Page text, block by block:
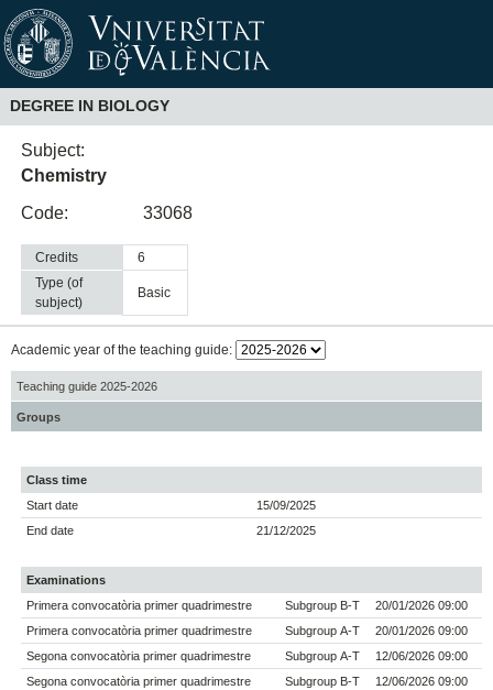
DEGREE IN BIOLOGY
Subject:
Chemistry
Code:
33068
Credits
6
Type (of
subject)
basic
Academic year of the teaching guide:
Teaching guide 2025-2026
Groups
Class time
Start date
15/09/2025
End date
21/12/2025
Examinations
Primera convocatòria primer quadrimestre
Subgroup B-T
20/01/2026 09:00
Primera convocatòria primer quadrimestre
Subgroup A-T
20/01/2026 09:00
Segona convocatòria primer quadrimestre
Subgroup A-T
12/06/2026 09:00
Segona convocatòria primer quadrimestre
Subgroup B-T 12/06/2026 09:00